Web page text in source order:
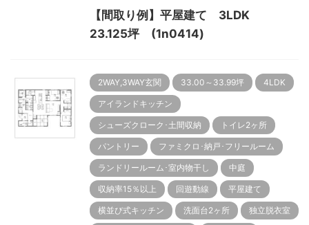
【間取り例】平屋建て 3LDK
23.125坪 (1n0414)
2WAY,3WAY玄関 33.00～33.99坪 4LDK
アイランドキッチン
シューズクローク･土間収納 トイレ2ヶ所
パントリー ファミクロ･納戸･フリールーム
ランドリールーム･室内物干し 中庭
収納率15％以上 回遊動線 平屋建て
横並び式キッチン 洗面台2ヶ所 独立脱衣室